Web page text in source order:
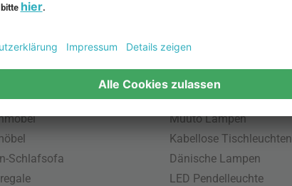
und zzgl.
Möbel
Schlafsofa
Pendellampe für Außen
Muuto Lampen
Kabellose Tischleuchten
Dänische Lampen
LED Pendelleuchte